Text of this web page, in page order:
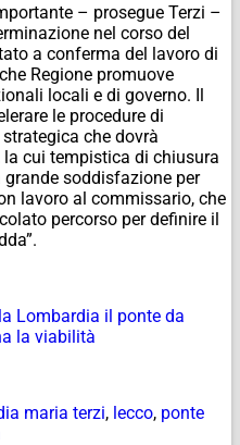
– prosegue Terzi –
nel corso del
a conferma del lavoro di
Regione promuove
locali e di governo. Il
le procedure di
che dovrà
la cui tempistica di chiusura
soddisfazione per
lavoro al commissario, che
percorso per definire il
Lombardia il ponte da
la viabilità
maria terzi, lecco, ponte